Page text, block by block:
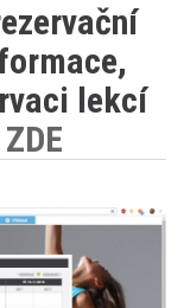
lekcí
ZDE